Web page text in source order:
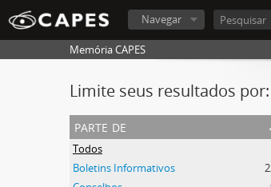
Navegar
Memória CAPES
Limite seus resultados por:
parte de
Todos
Boletins Informativos